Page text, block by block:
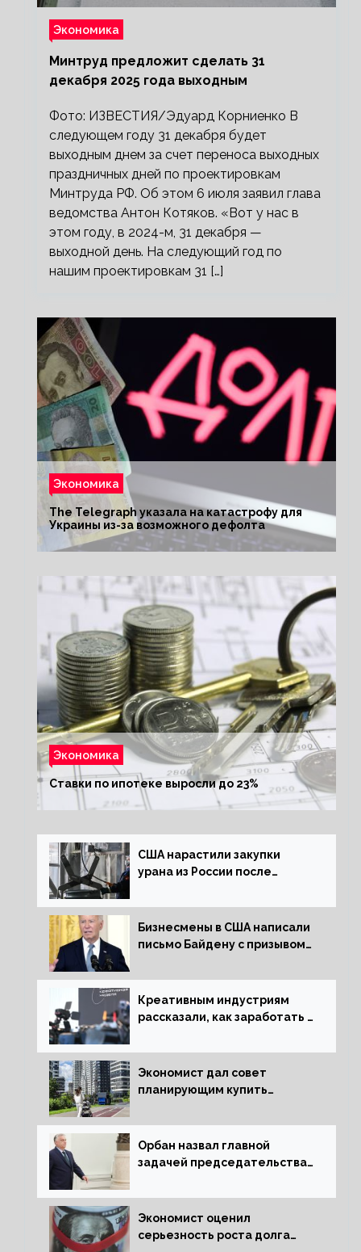
Экономика
Минтруд предложит сделать 31
декабря 2025 года выходным
Фото: ИЗВЕСТИЯ/Эдуард Корниенко В
следующем году 31 декабря будет
выходным днем за счет переноса выходных
праздничных дней по проектировкам
Минтруда РФ. Об этом 6 июля заявил глава
ведомства Антон Котяков. «Вот у нас в
этом году, в 2024-м, 31 декабря —
выходной день. На следующий год по
нашим проектировкам 31 […]
Экономика
The Telegraph указала на катастрофу для
Украины из-за возможного дефолта
Экономика
Ставки по ипотеке выросли до 23%
США нарастили закупки
урана из России после
Бизнесмены в США написали
письмо Байдену с призывом
Креативным индустриям
рассказали, как заработать 2
экономики
Экономист дал совет
планирующим купить
Орбан назвал главной
задачей председательства
за мир
Экономист оценил
серьезность роста долга